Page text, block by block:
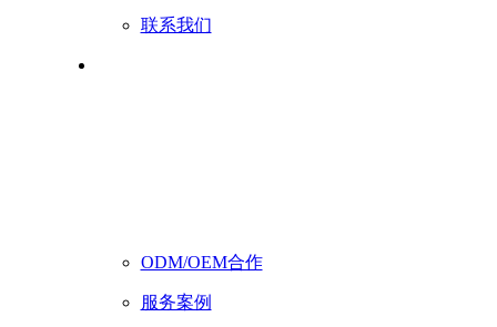
ODM/OEM合作
服务案例
联系我们